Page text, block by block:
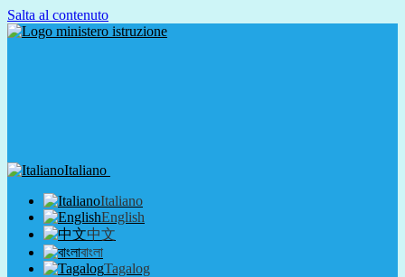
Salta al contenuto
Italiano
Italiano
English
中文
বাংলা
Tagalog